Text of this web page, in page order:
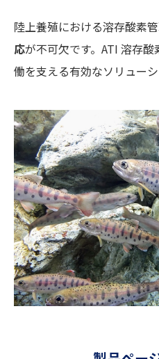
陸上養殖における溶存酸素管
応が不可欠です。ATI 溶存
働を支える有効なソリューシ